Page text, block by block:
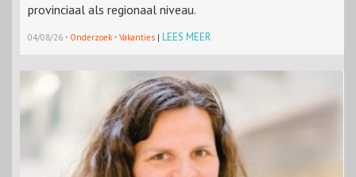
provinciaal als regionaal niveau.
04/08/26 · Onderzoek · Vakanties | LEES MEER